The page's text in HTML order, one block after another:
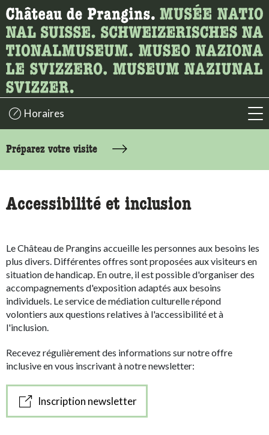
Recherche
Ici, vous pouvez rechercher le contenu de la page.
Horaires
Préparez votre visite
Accessibilité et inclusion
Le Château de Prangins accueille les personnes aux besoins les
plus divers. Différentes offres sont proposées aux visiteurs en
situation de handicap. En outre, il est possible d'organiser des
accompagnements d'exposition adaptés aux besoins
individuels. Le service de médiation culturelle répond
volontiers aux questions relatives à l'accessibilité et à
l'inclusion.
Recevez régulièrement des informations sur notre offre
inclusive en vous inscrivant à notre newsletter:
Inscription newsletter